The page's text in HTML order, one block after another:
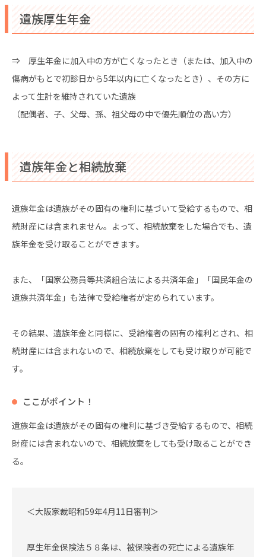
遺族厚生年金
⇒ 厚生年金に加入中の方が亡くなったとき（または、加入中の
傷病がもとで初診日から5年以内に亡くなったとき）、その方に
よって生計を維持されていた遺族
（配偶者、子、父母、孫、祖父母の中で優先順位の高い方）
遺族年金と相続放棄
遺族年金は遺族がその固有の権利に基づいて受給するもので、相
続財産には含まれません。よって、相続放棄をした場合でも、遺
族年金を受け取ることができます。
また、「国家公務員等共済組合法による共済年金」「国民年金の
遺族共済年金」も法律で受給権者が定められています。
その結果、遺族年金と同様に、受給権者の固有の権利とされ、相
続財産には含まれないので、相続放棄をしても受け取りが可能で
す。
ここがポイント！
遺族年金は遺族がその固有の権利に基づき受給するもので、相続
財産には含まれないので、相続放棄をしても受け取ることができ
る。
＜大阪家裁昭和59年4月11日審判＞
厚生年金保険法５８条は、被保険者の死亡による遺族年